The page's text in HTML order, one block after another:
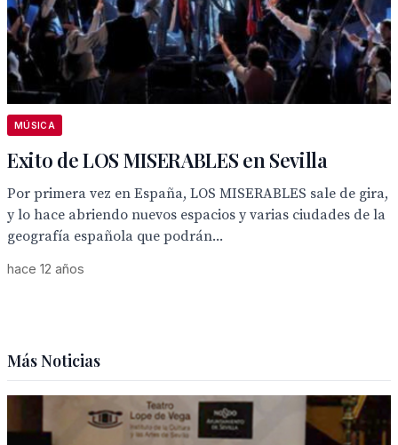
MÚSICA
Exito de LOS MISERABLES en Sevilla
Por primera vez en España, LOS MISERABLES sale de gira,
y lo hace abriendo nuevos espacios y varias ciudades de la
geografía española que podrán...
hace 12 años
Más Noticias